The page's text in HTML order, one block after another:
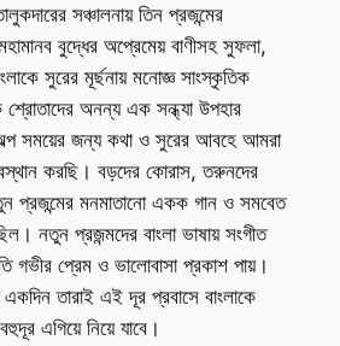
সঞ্চালনায় তিন প্রজন্মের
বুদ্ধের অপ্রেমেয় বাণীসহ সুফলা,
সুরের মূর্ছনায় মনোজ্ঞ সাংস্কৃতিক
শ্রোতাদের অনন্য এক সন্ধ্যা উপহার
সময়ের জন্য কথা ও সুরের আবহে আমরা
করছি। বড়দের কোরাস, তরুনদের
প্রজন্মের মনমাতানো একক গান ও সমবেত
নতুন প্রজন্মদের বাংলা ভাষায় সংগীত
গভীর প্রেম ও ভালোবাসা প্রকাশ পায়।
তারাই এই দূর প্রবাসে বাংলাকে
এগিয়ে নিয়ে যাবে।